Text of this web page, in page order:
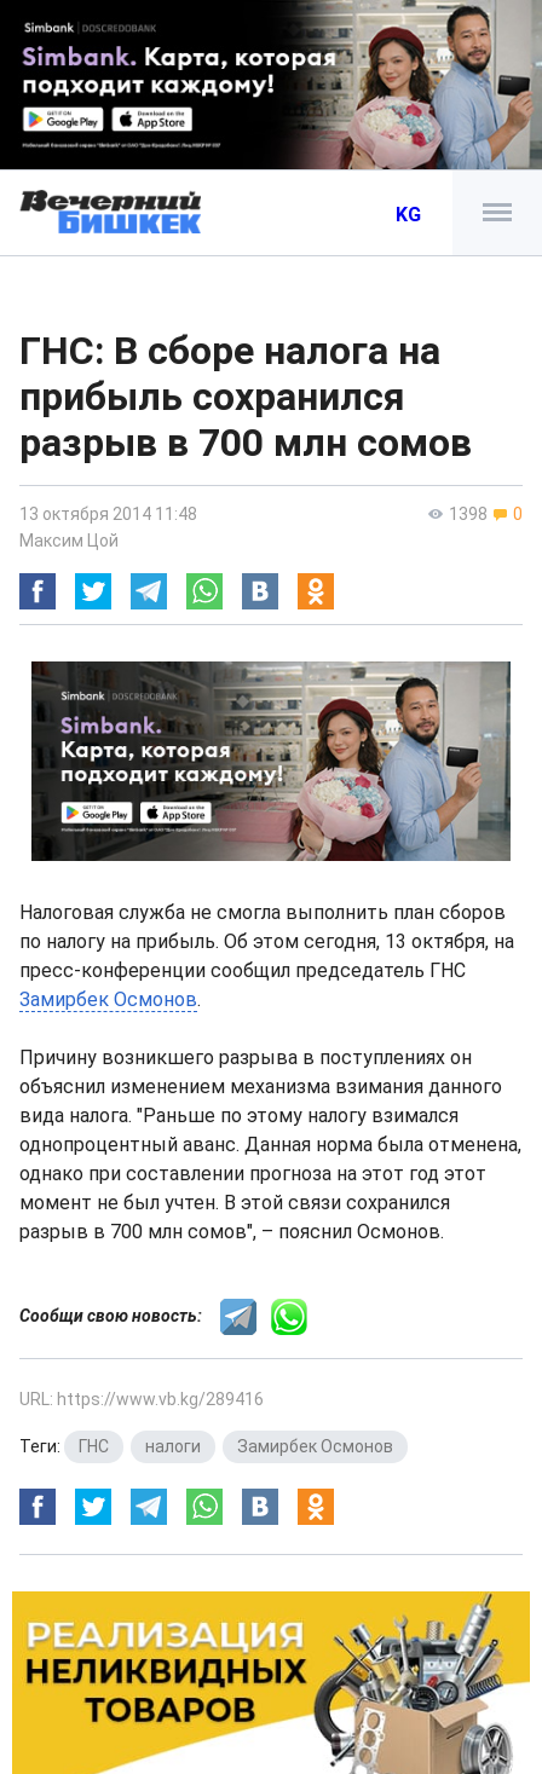
KG
ГНС: В сборе налога на
прибыль сохранился
разрыв в 700 млн сомов
1398 0
13 октября 2014 11:48
Максим Цой
Налоговая служба не смогла выполнить план сборов
по налогу на прибыль. Об этом сегодня, 13 октября, на
пресс-конференции сообщил председатель ГНС
Замирбек Осмонов.
Причину возникшего разрыва в поступлениях он
объяснил изменением механизма взимания данного
вида налога. "Раньше по этому налогу взимался
однопроцентный аванс. Данная норма была отменена,
однако при составлении прогноза на этот год этот
момент не был учтен. В этой связи сохранился
разрыв в 700 млн сомов", – пояснил Осмонов.
Сообщи свою новость:
URL: https://www.vb.kg/289416
Теги: ГНС налоги Замирбек Осмонов